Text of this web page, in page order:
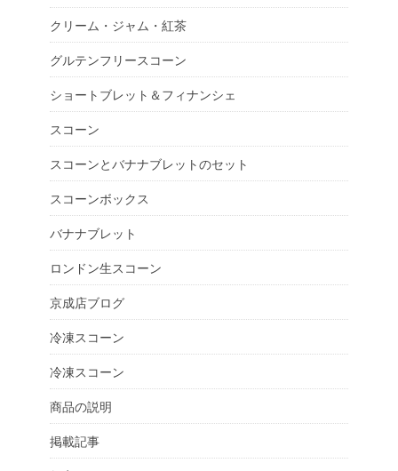
クリーム・ジャム・紅茶
グルテンフリースコーン
ショートブレット＆フィナンシェ
スコーン
スコーンとバナナブレットのセット
スコーンボックス
バナナブレット
ロンドン生スコーン
京成店ブログ
冷凍スコーン
冷凍スコーン
商品の説明
掲載記事